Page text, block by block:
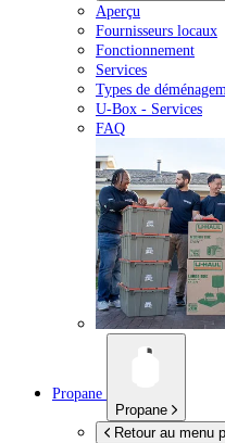
Aperçu
Fournisseurs locaux
Fonctionnement
Services
Types de
U-Box - Services
FAQ
Propane
Propane
Retour au menu